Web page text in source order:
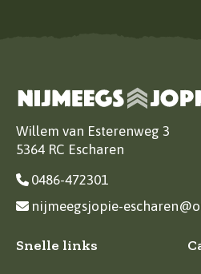
Willem van Esterenweg 3
5364 RC Escharen
0486-472301
nijmeegsjopie-
Snelle links